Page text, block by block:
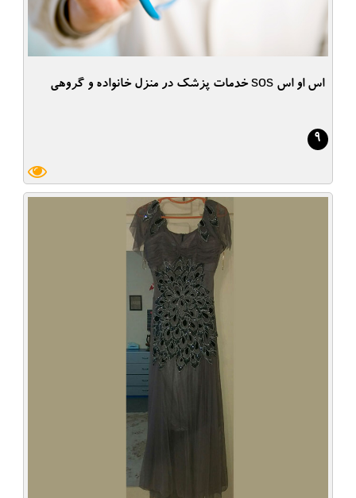
اس او اس sos خدمات پزشک در منزل خانواده و گروهی
9